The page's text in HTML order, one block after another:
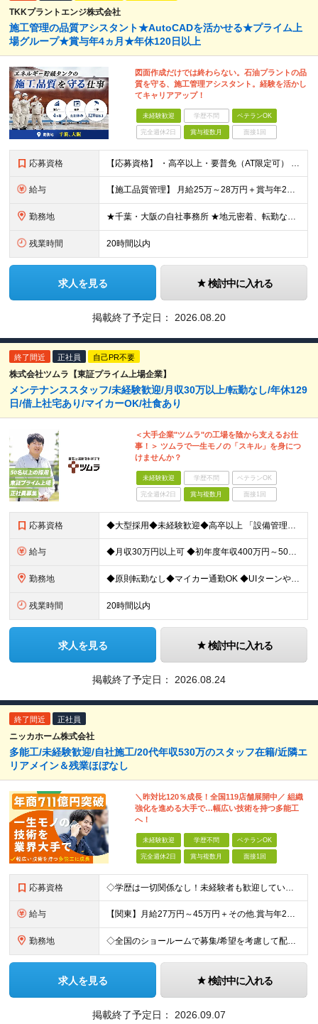
TKKプラントエンジ株式会社
施工管理の品質アシスタント★AutoCADを活かせる★プライム上
場グループ★賞与年4ヵ月★年休120日以上
図面作成だけでは終わらない。石油プラントの品
質を守る、施工管理アシスタント。経験を活かし
てキャリアアップ！
未経験歓迎 学歴不問 ベテランOK
完全週休2日 賞与複数月 面接1回
応募資格 【応募資格】 ・高卒以上・要普免（AT限定可） ・AutoCADの経験者 →自社で図面を一部変更する場合があるため。設計分野は不問です。 ・施工図面が読めること 【歓迎する経験】 ◎AutoCADの
給与 【施工品質管理】 月給25万～28万円＋賞与年2回（原則固定支給額4ヵ月分）＋諸手当（残業手当全額など） ※経験・能力・前職給与を考慮して優遇します。 ※残業代は別途全額支給します。 ※試用期間は6
勤務地 ★千葉・大阪の自社事務所 ★地元密着、転勤なし！ ★Ｕ・Iターン歓迎！（面接交通費支給） 【具体的な勤務地】 ※当社堺事務所（大阪）もしくは五井事務所（千葉） ◆堺事務所 （住所） 大阪府堺市堺区
残業時間 20時間以内
求人を見る 検討中に入れる
掲載終了予定日： 2026.08.20
終了間近 正社員 自己PR不要
株式会社ツムラ【東証プライム上場企業】
メンテナンススタッフ/未経験歓迎/月収30万以上/転勤なし/年休129
日/借上社宅あり/マイカーOK/社食あり
＜大手企業"ツムラ"の工場を陰から支えるお仕
事！＞ ツムラで一生モノの「スキル」を身につ
けませんか？
未経験歓迎 学歴不問 ベテランOK
完全週休2日 賞与複数月 面接1回
応募資格 ◆大型採用◆未経験歓迎◆高卒以上 「設備管理は初めて…」という方でも大丈夫。 イチから丁寧にお教えしますのでご安心ください。 ＼こんなアナタにピッタリ／ ◎「人の健康に貢献したい」という想いがある
給与 ◆月収30万円以上可 ◆初年度年収400万円～500万円想定 月給21万7,080円～22万7,810円＋各種手当＋賞与年2回 ★「手当」や「賞与」が手厚いため、1年目未経験でも年収400万円以上
勤務地 ◆原則転勤なし◆マイカー通勤OK ◆UIターンや移住転職歓迎。Web面接実施中 ＜茨城工場＞ 茨城県稲敷郡阿見町吉原3586 ┗クリーンで働きやすいのが魅力です。 ★豊かな自然と便利な生活環境が調
残業時間 20時間以内
求人を見る 検討中に入れる
掲載終了予定日： 2026.08.24
終了間近 正社員
ニッカホーム株式会社
多能工/未経験歓迎/自社施工/20代年収530万のスタッフ在籍/近隣エ
リアメイン＆残業ほぼなし
＼昨対比120％成長！全国119店舗展開中／ 組織
強化を進める大手で…幅広い技術を持つ多能工
へ！
未経験歓迎 学歴不問 ベテランOK
完全週休2日 賞与複数月 面接1回
応募資格 ◇学歴は一切関係なし！未経験者も歓迎しています ◇30歳以下の方/普通自動車免許（AT限定可） ＼必須条件／ ・30歳以下の方（長期勤続によるキャリア形成のため） ・要普通免許（AT限定可） ＼募
給与 【関東】月給27万円～45万円＋その他.賞与年2回 【その他の地域】月給25万円～45万円＋その他.賞与年2回 ◆資格・能力等に応じて、それ以上の額からのスタートもあり！ 普免以外の資格やスキルがあ
勤務地 ◇全国のショールームで募集/希望を考慮して配属 ◇北海道/東北/関東/中部/近畿/中国・四国/九州 募集エリア ￣￣￣￣￣￣￣￣￣￣￣￣￣￣ ▽北海道エリア 北海道 ▽東北エリア 宮城県、福島県
求人を見る 検討中に入れる
掲載終了予定日： 2026.09.07